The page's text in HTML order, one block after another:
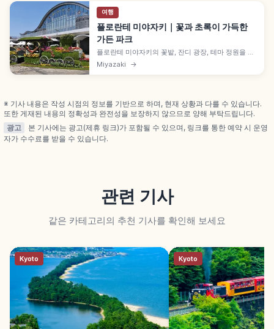
여행
플로란테 미야자키｜꽃과 초록이 가득한
가든 파크
플로란테 미야자키의 꽃밭, 잔디 광장, 테마 정원을 소
개합니다. 사계절 산책과 사진 촬영을 즐기는 가든 파
크 가이드입니다.
Miyazaki →
※ 기사 내용은 작성 시점의 정보를 기반으로 하며, 현재 상황과 다를 수 있습니다.
또한 게재된 내용의 정확성과 완전성을 보장하지 않으므로 양해 부탁드립니다.
광고
본 기사에는 광고(제휴 링크)가 포함될 수 있으며, 링크를 통한 예약 시 운영
자가 수수료를 받을 수 있습니다.
관련 기사
같은 카테고리의 추천 기사를 확인해 보세요
Kyoto Kyoto